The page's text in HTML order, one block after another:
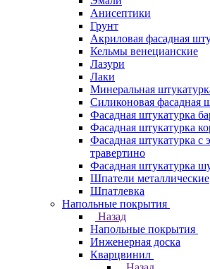
Анисептики
Грунт
Акриловая фасадная
Кельмы венецианские
Лазури
Лаки
Минеральная
Силиконовая фасадная
Фасадная штукатурка
Фасадная штукатурка
Фасадная штукатурка с
травертино
Фасадная штукатурка
Шпатели металлические
Шпатлевка
Напольные покрытия
Назад
Напольные покрытия
Инженерная доска
Кварцвинил